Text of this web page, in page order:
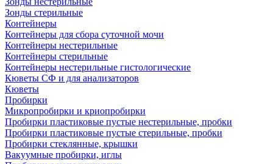
Зонды стерильные
Контейнеры
Контейнеры для сбора суточной мочи
Контейнеры нестерильные
Контейнеры стерильные
Контейнеры нестерильные гистологические
Кюветы СФ и для анализаторов
Кюветы
Пробирки
Микропробирки и криопробирки
Пробирки пластиковые пустые нестерильные, пробки
Пробирки пластиковые пустые стерильные, пробки
Пробирки стеклянные, крышки
Вакуумные пробирки, иглы